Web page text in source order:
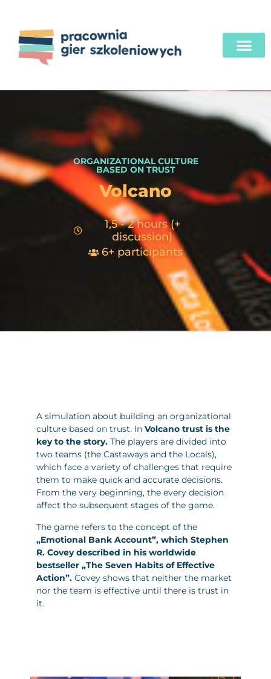
ORGANIZATIONAL CULTURE
BASED ON TRUST
Volcano
1,5 - 2 hours (+
discussion)
6+ participants
A simulation about building an organizational
culture based on trust. In Volcano trust is the
key to the story. The players are divided into
two teams (the Castaways and the Locals),
which face a variety of challenges that require
them to make quick and accurate decisions.
From the very beginning, the every decision
affect the subsequent stages of the game.
The game refers to the concept of the
„Emotional Bank Account”, which Stephen
R. Covey described in his worldwide
bestseller „The Seven Habits of Effective
Action”. Covey shows that neither the market
nor the team is effective until there is trust in
it.